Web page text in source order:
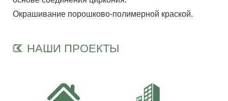
Окрашивание порошково-полимерной краской.
НАШИ ПРОЕКТЫ